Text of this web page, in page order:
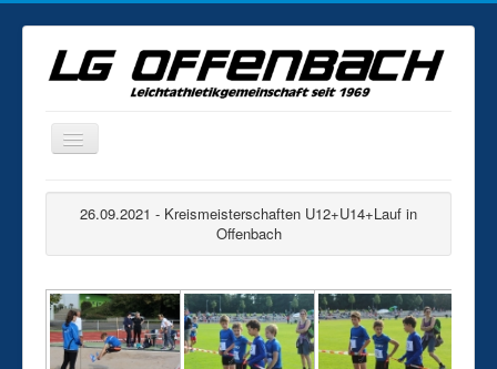
Home
Statistik
Fotogalerie
26.09.2021 - Kreismeisterschaften U12+U14+Lauf in
Offenbach